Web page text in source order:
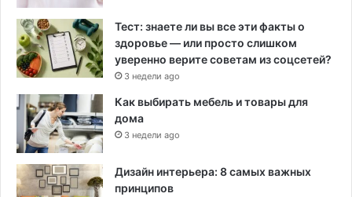
Тест: знаете ли вы все эти факты о
здоровье — или просто слишком
уверенно верите советам из соцсетей?
3 недели ago
Как выбирать мебель и товары для
дома
3 недели ago
Дизайн интерьера: 8 самых важных
принципов